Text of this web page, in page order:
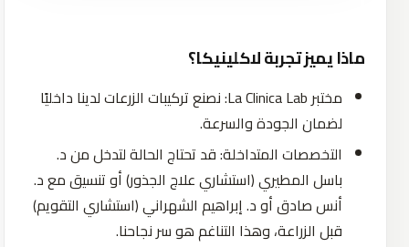
ماذا يميز تجربة لاكلينيكا؟
مختبر La Clinica Lab: نصنع تركيبات الزرعات لدينا داخليًا
لضمان الجودة والسرعة.
التخصصات المتداخلة: قد تحتاج الحالة لتدخل من د.
باسل المطيري (استشاري علاج الجذور) أو تنسيق مع د.
أنس صادق أو د. إبراهيم الشهراني (استشاري التقويم)
قبل الزراعة، وهذا التناغم هو سر نجاحنا.